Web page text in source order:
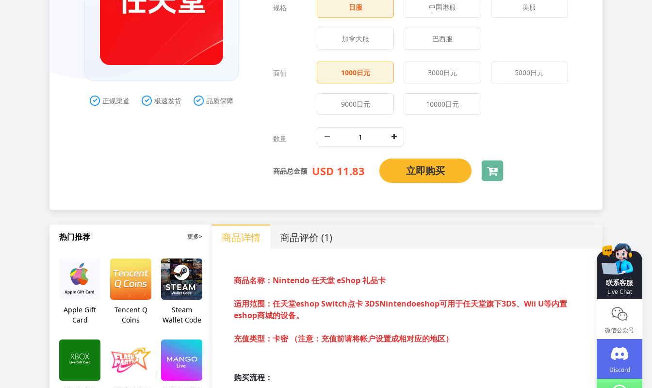
正规渠道 极速发货 品质保障
规格 日服 中国港服 美服
加拿大服 巴西服
面值 1000日元 3000日元 5000日元
9000日元 10000日元
数量
商品总金额 USD 11.83 立即购买
热门推荐 更多>
Apple Gift
Card
Tencent Q
Coins
Steam
Wallet Code
商品详情 商品评价 (1)
商品名称：Nintendo 任天堂 eShop 礼品卡
适用范围：任天堂eshop Switch点卡 3DSNintendoeshop可用于任天堂旗下3DS、Wii U等内置
eshop商城的设备。
充值类型：卡密 （注意：充值前请将帐户设置成相对应的地区）
购买流程：
联系客服
Live Chat
微信公众号
Discord